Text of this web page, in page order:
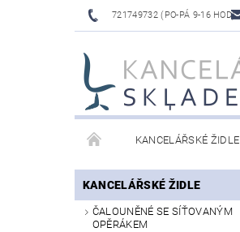
721749732 (PO-PÁ 9-16 HOD)
KANCELÁŘSKÉ ŽIDLE
LAVICE DO ČEKÁREN
KANCELÁŘSKÉ ŽIDLE
ČALOUNĚNÉ SE SÍŤOVANÝM
OPĚRÁKEM